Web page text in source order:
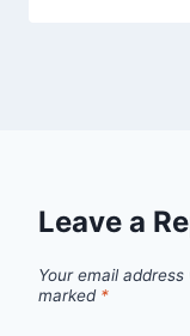
Leave a
Your email
marked *